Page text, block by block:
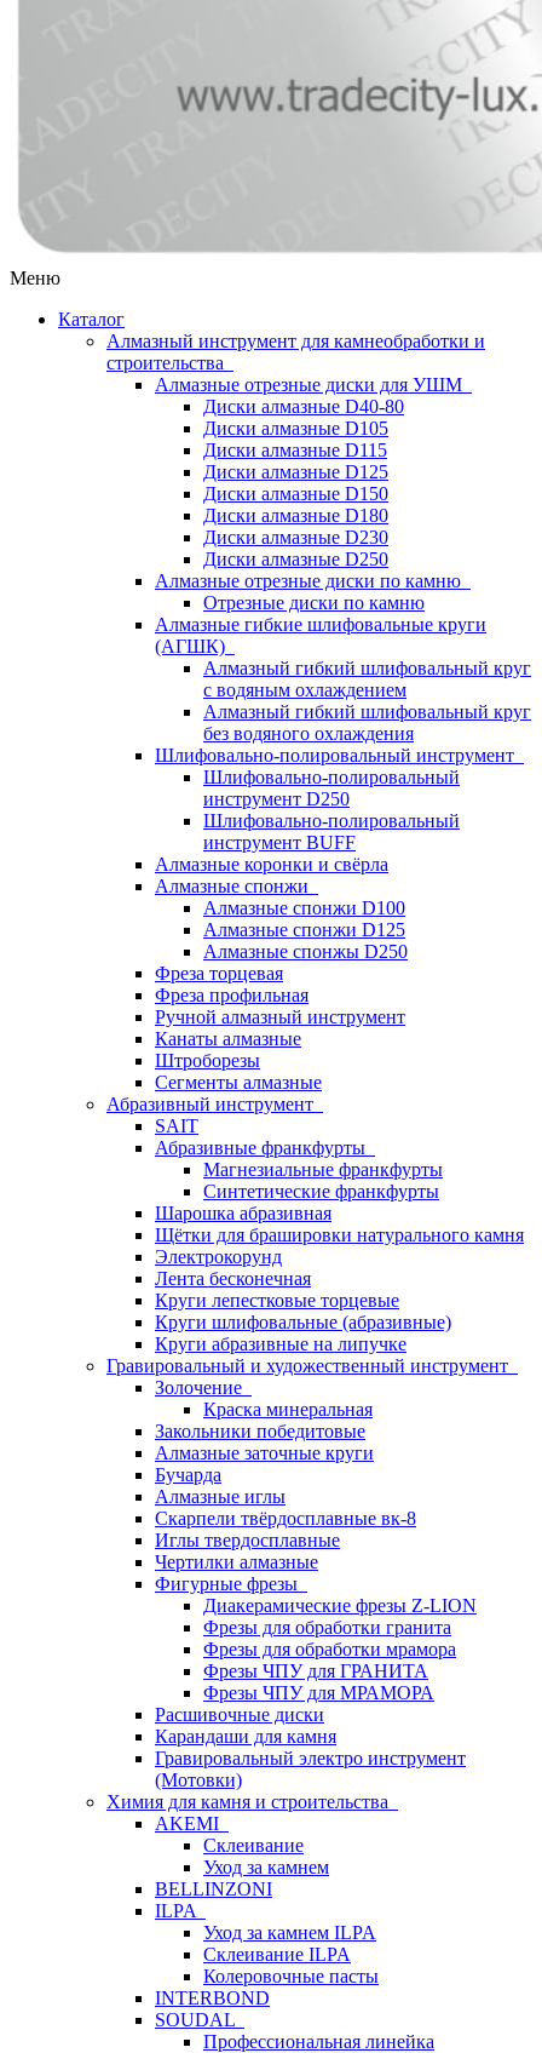
Меню
Каталог
Алмазный инструмент для камнеобработки и
строительства
Алмазные отрезные диски для УШМ
Диски алмазные D40-80
Диски алмазные D105
Диски алмазные D115
Диски алмазные D125
Диски алмазные D150
Диски алмазные D180
Диски алмазные D230
Диски алмазные D250
Алмазные отрезные диски по камню
Отрезные диски по камню
Алмазные гибкие шлифовальные круги
(АГШК)
Алмазный гибкий шлифовальный круг
с водяным охлаждением
Алмазный гибкий шлифовальный круг
без водяного охлаждения
Шлифовально-полировальный инструмент
Шлифовально-полировальный
инструмент D250
Шлифовально-полировальный
инструмент BUFF
Алмазные коронки и свёрла
Алмазные спонжи
Алмазные спонжи D100
Алмазные спонжи D125
Алмазные спонжы D250
Фреза торцевая
Фреза профильная
Ручной алмазный инструмент
Канаты алмазные
Штроборезы
Сегменты алмазные
Абразивный инструмент
SAIT
Абразивные франкфурты
Магнезиальные франкфурты
Синтетические франкфурты
Шарошка абразивная
Щётки для брашировки натурального камня
Электрокорунд
Лента бесконечная
Круги лепестковые торцевые
Круги шлифовальные (абразивные)
Круги абразивные на липучке
Гравировальный и художественный инструмент
Золочение
Краска минеральная
Закольники победитовые
Алмазные заточные круги
Бучарда
Алмазные иглы
Скарпели твёрдосплавные вк-8
Иглы твердосплавные
Чертилки алмазные
Фигурные фрезы
Диакерамические фрезы Z-LION
Фрезы для обработки гранита
Фрезы для обработки мрамора
Фрезы ЧПУ для ГРАНИТА
Фрезы ЧПУ для МРАМОРА
Расшивочные диски
Карандаши для камня
Гравировальный электро инструмент
(Мотовки)
Химия для камня и строительства
AKEMI
Склеивание
Уход за камнем
BELLINZONI
ILPA
Уход за камнем ILPA
Склеивание ILPA
Колеровочные пасты
INTERBOND
SOUDAL
Профессиональная линейка